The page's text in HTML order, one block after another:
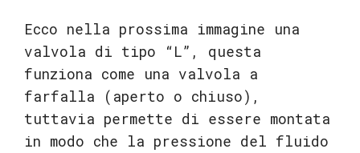
Ecco nella prossima immagine una
valvola di tipo “L”, questa
funziona come una valvola a
farfalla (aperto o chiuso),
tuttavia permette di essere montata
in modo che la pressione del fluido